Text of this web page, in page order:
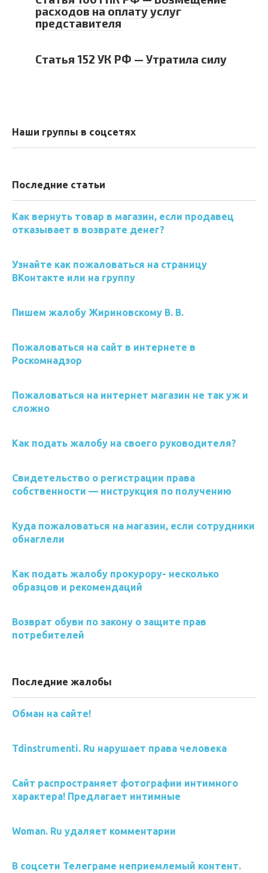
расходов на оплату услуг
представителя
Статья 152 УК РФ — Утратила силу
Наши группы в соцсетях
Последние статьи
Как вернуть товар в магазин, если продавец
отказывает в возврате денег?
Узнайте как пожаловаться на страницу
ВКонтакте или на группу
Пишем жалобу Жириновскому В. В.
Пожаловаться на сайт в интернете в
Роскомнадзор
Пожаловаться на интернет магазин не так уж и
сложно
Как подать жалобу на своего руководителя?
Свидетельство о регистрации права
собственности — инструкция по получению
Куда пожаловаться на магазин, если сотрудники
обнаглели
Как подать жалобу прокурору- несколько
образцов и рекомендаций
Возврат обуви по закону о защите прав
потребителей
Последние жалобы
Обман на сайте!
Tdinstrumenti. Ru нарушает права человека
Сайт распространяет фотографии интимного
характера! Предлагает интимные
Woman. Ru удаляет комментарии
В соцсети Телеграме неприемлемый контент.